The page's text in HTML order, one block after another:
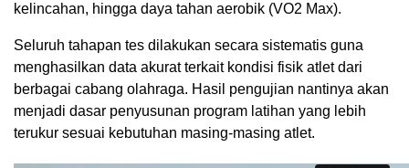
kelincahan, hingga daya tahan aerobik (VO2 Max).
Seluruh tahapan tes dilakukan secara sistematis guna
menghasilkan data akurat terkait kondisi fisik atlet dari
berbagai cabang olahraga. Hasil pengujian nantinya akan
menjadi dasar penyusunan program latihan yang lebih
terukur sesuai kebutuhan masing-masing atlet.